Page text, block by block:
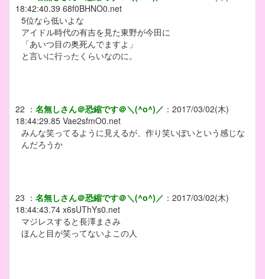
18:42:40.39 68f0BHNO0.net
5位なら低いよな
アイドル時代の有吉を見た東野が今田に
「あいつ目の奥死んでますよ」
と言いに行ったくらいなのに。
22 ： 名無しさん＠恐縮です＠＼(^o^)／ ： 2017/03/02(木)
18:44:29.85 Vae2sfmO0.net
みんな笑ってるように見えるが、作り笑いぽいという感じな
んだろうか
23 ： 名無しさん＠恐縮です＠＼(^o^)／ ： 2017/03/02(木)
18:44:43.74 x6sUThYs0.net
マジレスすると長澤まさみ
ほんと目が笑ってないよこの人